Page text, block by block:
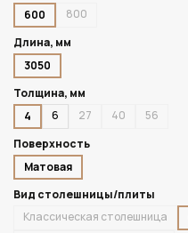
600
800
Длина, мм
3050
Толщина, мм
4
6 27 40
56
Поверхность
Матовая
Вид столешницы/плиты
Классическая столешница